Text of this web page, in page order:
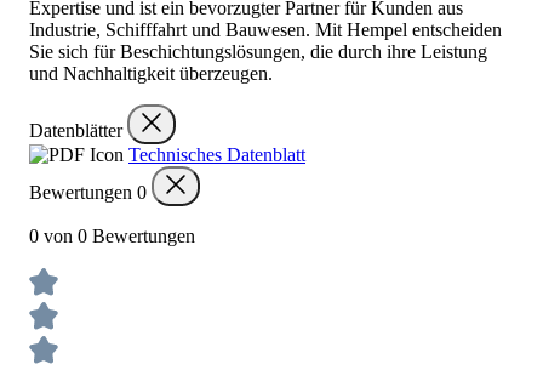
Expertise und ist ein bevorzugter Partner für Kunden aus
Industrie, Schifffahrt und Bauwesen. Mit Hempel entscheiden
Sie sich für Beschichtungslösungen, die durch ihre Leistung
und Nachhaltigkeit überzeugen.
Datenblätter
Technisches Datenblatt
Bewertungen 0
0 von 0 Bewertungen